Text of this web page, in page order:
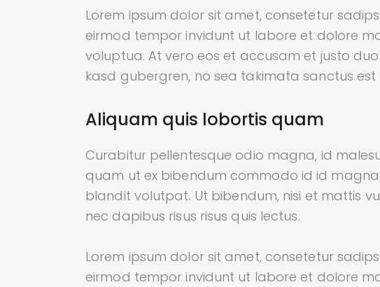
Lorem ipsum dolor sit amet, consetetur
eirmod tempor invidunt ut labore et dolore
voluptua. At vero eos et accusam et justo
kasd gubergren, no sea takimata sanctus
Aliquam quis lobortis quam
Curabitur pellentesque odio magna, id
quam ut ex bibendum commodo id id
blandit volutpat. Ut bibendum, nisi et mattis
nec dapibus risus risus quis lectus.
Lorem ipsum dolor sit amet, consetetur
eirmod tempor invidunt ut labore et dolore